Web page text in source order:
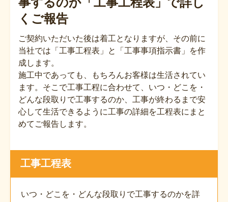
くご報告
ご契約いただいた後は着工となりますが、その前に
当社では「工事工程表」と「工事事項指示書」を作
成します。
施工中であっても、もちろんお客様は生活されてい
ます。そこで工事工程に合わせて、いつ・どこを・
どんな段取りで工事するのか、工事が終わるまで安
心して生活できるように工事の詳細を工程表にまと
めてご報告します。
工事工程表
いつ・どこを・どんな段取りで工事するのかを詳